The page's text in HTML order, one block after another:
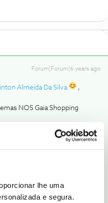
lhe uma
e segura.
Forum|Forum|6 years ago
Almeida Da Silva ,
NOS Gaia Shopping
sugestão, partilhe connosco.
relevante. Marque
nos melhores comentários.